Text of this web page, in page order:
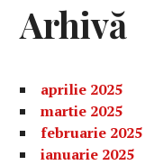
Arhivă
aprilie 2025
martie 2025
februarie 2025
ianuarie 2025